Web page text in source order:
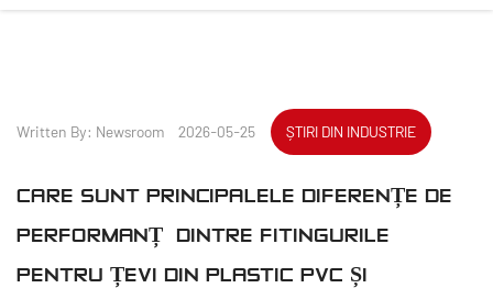
Written By: Newsroom 2026-05-25 ȘTIRI DIN INDUSTRIE
CARE SUNT PRINCIPALELE DIFERENȚE DE
PERFORMANȚĂ DINTRE FITINGURILE
PENTRU ȚEVI DIN PLASTIC PVC ȘI